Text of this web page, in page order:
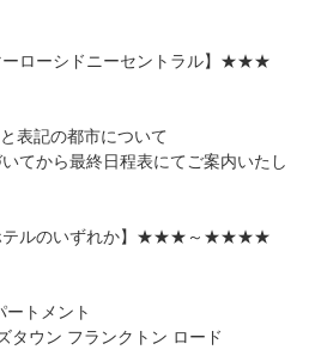
ーローシドニーセントラル】★★★
表記の都市について
てから最終日程表にてご案内いたし
ホテルのいずれか】★★★～★★★★
トメント
ウン フランクトン ロード